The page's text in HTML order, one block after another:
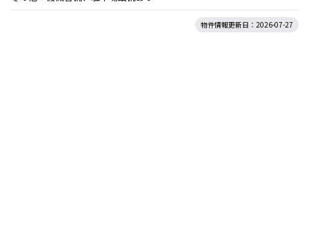
物件情報更新日：2026-07-27